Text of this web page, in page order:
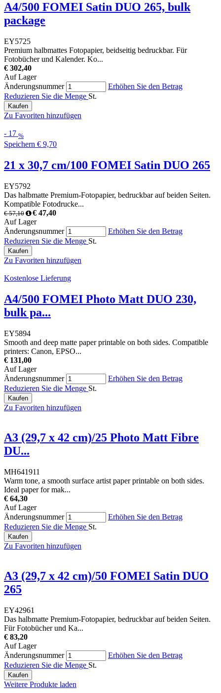
A4/500 FOMEI Satin DUO 265, bulk
package
EY5725
Premium halbmattes Fotopapier, beidseitig bedruckbar. Für
Fotobücher und Kalender. Ko...
€ 302,40
Auf Lager
Änderungsnummer
Erhöhen Sie den Betrag
Reduzieren Sie die Menge St.
Kaufen
Zu Favoriten hinzufügen
- 17 %
Speichern € 9,70
21 x 30,7 cm/100 FOMEI Satin DUO 265
EY5792
Das halbmatte Premium-Fotopapier, bedruckbar auf beiden Seiten.
Kompatible Fotodrucke...
€ 57,10
€ 47,40
Auf Lager
Änderungsnummer
Erhöhen Sie den Betrag
Reduzieren Sie die Menge St.
Kaufen
Zu Favoriten hinzufügen
Kostenlose Lieferung
A4/500 FOMEI Photo Matt DUO 230,
bulk pa...
EY5894
Smooth and deep matte paper printable on both sides. Compatible
printers: Canon, EPSO...
€ 131,00
Auf Lager
Änderungsnummer
Erhöhen Sie den Betrag
Reduzieren Sie die Menge St.
Kaufen
Zu Favoriten hinzufügen
A3 (29,7 x 42 cm)/25 Photo Matt Fibre
DU...
MH641911
Warm tone, a smooth surface artist paper printable on both sides.
Ideal paper for mak...
€ 64,30
Auf Lager
Änderungsnummer
Erhöhen Sie den Betrag
Reduzieren Sie die Menge St.
Kaufen
Zu Favoriten hinzufügen
A3 (29,7 x 42 cm)/50 FOMEI Satin DUO
265
EY42961
Das halbmatte Premium-Fotopapier, bedruckbar auf beiden Seiten.
Für Fotobücher und Ka...
€ 83,20
Auf Lager
Änderungsnummer
Erhöhen Sie den Betrag
Reduzieren Sie die Menge St.
Kaufen
Weitere Produkte laden